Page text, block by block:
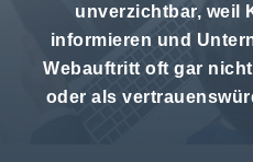
unverzichtbar, weil
informieren und
Webauftritt oft gar
oder als